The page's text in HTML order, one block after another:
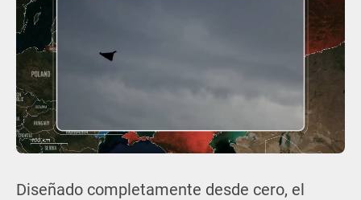
Diseñado completamente desde cero, el